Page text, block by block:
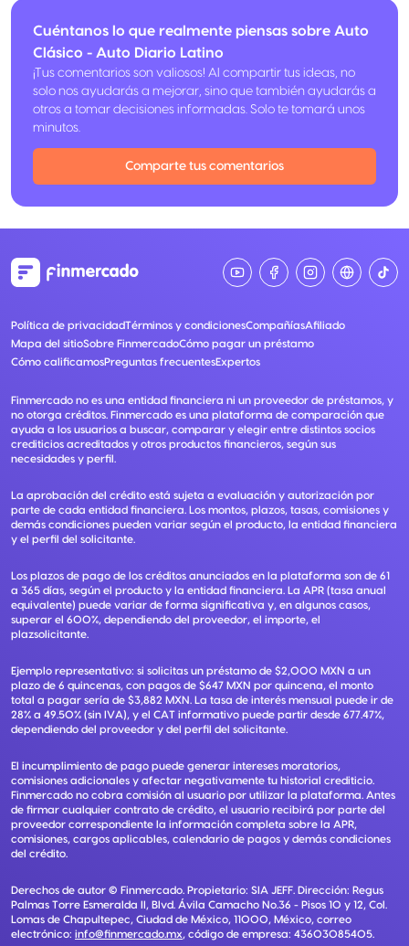
Cuéntanos lo que realmente piensas sobre Auto
Clásico - Auto Diario Latino
¡Tus comentarios son valiosos! Al compartir tus ideas, no
solo nos ayudarás a mejorar, sino que también ayudarás a
otros a tomar decisiones informadas. Solo te tomará unos
minutos.
Comparte tus comentarios
Política de privacidadTérminos y condicionesCompañíasAfiliado
Mapa del sitioSobre FinmercadoCómo pagar un préstamo
Cómo calificamosPreguntas frecuentesExpertos
Finmercado no es una entidad financiera ni un proveedor de préstamos, y
no otorga créditos. Finmercado es una plataforma de comparación que
ayuda a los usuarios a buscar, comparar y elegir entre distintos socios
crediticios acreditados y otros productos financieros, según sus
necesidades y perfil.
La aprobación del crédito está sujeta a evaluación y autorización por
parte de cada entidad financiera. Los montos, plazos, tasas, comisiones y
demás condiciones pueden variar según el producto, la entidad financiera
y el perfil del solicitante.
Los plazos de pago de los créditos anunciados en la plataforma son de 61
a 365 días, según el producto y la entidad financiera. La APR (tasa anual
equivalente) puede variar de forma significativa y, en algunos casos,
superar el 600%, dependiendo del proveedor, el importe, el
plazsolicitante.
Ejemplo representativo: si solicitas un préstamo de $2,000 MXN a un
plazo de 6 quincenas, con pagos de $647 MXN por quincena, el monto
total a pagar sería de $3,882 MXN. La tasa de interés mensual puede ir de
28% a 49.50% (sin IVA), y el CAT informativo puede partir desde 677.47%,
dependiendo del proveedor y del perfil del solicitante.
El incumplimiento de pago puede generar intereses moratorios,
comisiones adicionales y afectar negativamente tu historial crediticio.
Finmercado no cobra comisión al usuario por utilizar la plataforma. Antes
de firmar cualquier contrato de crédito, el usuario recibirá por parte del
proveedor correspondiente la información completa sobre la APR,
comisiones, cargos aplicables, calendario de pagos y demás condiciones
del crédito.
Derechos de autor © Finmercado. Propietario: SIA JEFF. Dirección: Regus
Palmas Torre Esmeralda II, Blvd. Ávila Camacho No.36 - Pisos 10 y 12, Col.
Lomas de Chapultepec, Ciudad de México, 11000, México, correo
electrónico: info@finmercado.mx, código de empresa: 43603085405.